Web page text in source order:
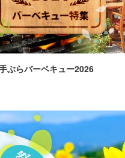
ぶらバーベキュー2026